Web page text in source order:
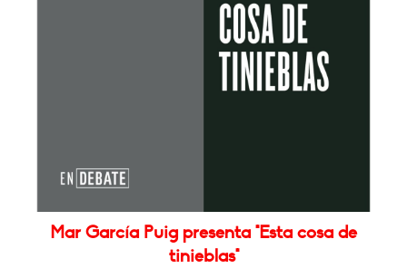
Mar García Puig presenta "Esta cosa de
tinieblas"